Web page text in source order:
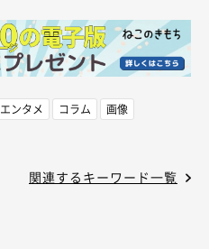
エンタメ コラム
画像
関連するキーワード一覧